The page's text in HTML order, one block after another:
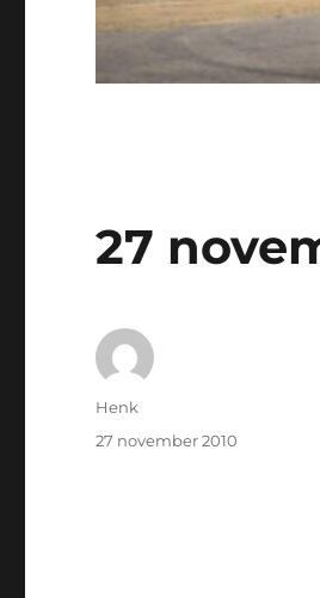
27
Auteur
Henk
Geplaatst
27 november 2010